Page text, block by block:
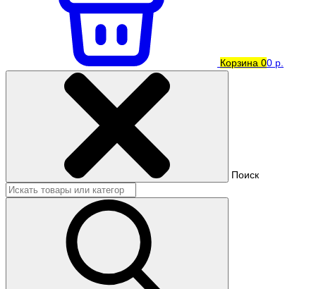
Корзина 00 р.
Поиск